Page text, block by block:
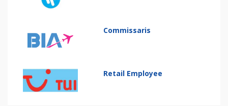
Commissaris
Retail Employee